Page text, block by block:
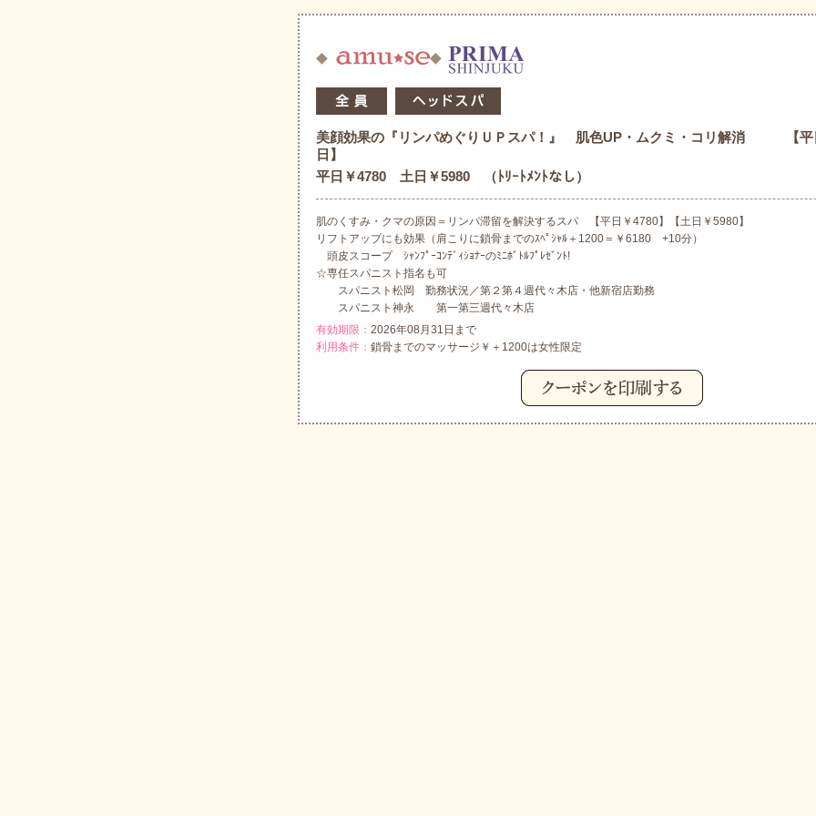
美顔効果の『リンパめぐりＵＰスパ！』 肌色UP・ムクミ・コリ解消 【
日】
平日￥4780 土日￥5980 （ﾄﾘｰﾄﾒﾝﾄなし）
肌のくすみ・クマの原因＝リンパ滞留を解決するスパ 【平日￥4780】【土日￥5980】
リフトアップにも効果（肩こりに鎖骨までのｽﾍﾟｼｬﾙ＋1200＝￥6180 +10分）
頭皮スコープ ｼｬﾝﾌﾟｰｺﾝﾃﾞｨｼｮﾅｰのﾐﾆﾎﾞﾄﾙﾌﾟﾚｾﾞﾝﾄ!
☆専任スパニスト指名も可
スパニスト松岡 勤務状況／第２第４週代々木店・他新宿店勤務
スパニスト神永 第一第三週代々木店
有効期限： 2026年08月31日まで
利用条件： 鎖骨までのマッサージ￥＋1200は女性限定